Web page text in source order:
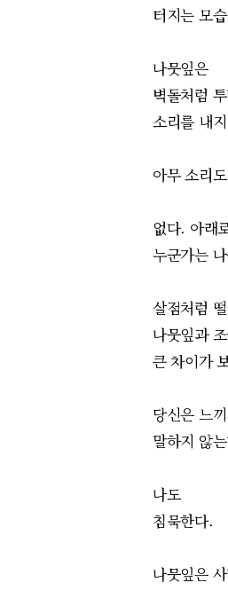
터지는 모
나뭇잎은
벽돌처럼
소리를 내
아무 소리도
없다. 아래
누군가는
살점처럼
나뭇잎과
큰 차이가
당신은 느
말하지 않
나도
침묵한다.
나뭇잎은